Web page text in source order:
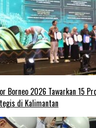
Borneo 2026 Tawarkan 15
di Kalimantan